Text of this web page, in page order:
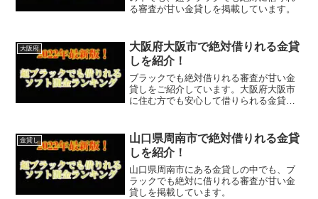
る審査が甘い金貸しを掲載しています。
大阪府
大阪府大阪市で絶対借りれる金貸
しを紹介！
ブラックでも絶対借りれる審査が甘い金
貸しをご紹介しています。大阪府大阪市
に住む方でも安心して借りられる金貸し
はなく、国または大阪府大阪市で貸金業
登録をしている正規の金貸し...
金貸し
山口県周南市で絶対借りれる金貸
しを紹介！
山口県周南市にある金貸しの中でも、ブ
ラックでも絶対に借りれる審査が甘い金
貸しを掲載しています。